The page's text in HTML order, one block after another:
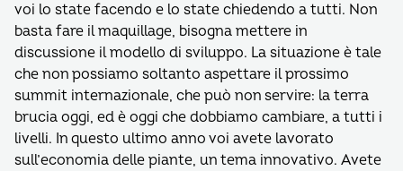
voi lo state facendo e lo state chiedendo a tutti. Non
basta fare il maquillage, bisogna mettere in
discussione il modello di sviluppo. La situazione è tale
che non possiamo soltanto aspettare il prossimo
summit internazionale, che può non servire: la terra
brucia oggi, ed è oggi che dobbiamo cambiare, a tutti i
livelli. In questo ultimo anno voi avete lavorato
sull’economia delle piante, un tema innovativo. Avete